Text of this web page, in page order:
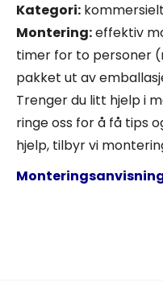
Kategori:
Montering:effektiv
timer for to personer
pakket ut av
Trenger du litt hjelp i
ringe oss for å få tips
hjelp, tilbyr vi